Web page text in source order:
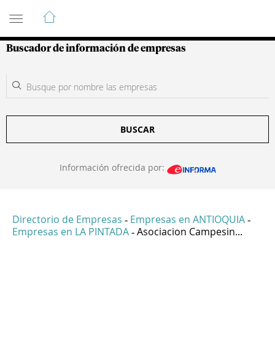
Guía de Empresas Colombianas
Buscador de información de empresas
BUSCAR
Información ofrecida por:
Directorio de Empresas - Empresas en ANTIOQUIA -
Empresas en LA PINTADA - Asociacion Campesin...